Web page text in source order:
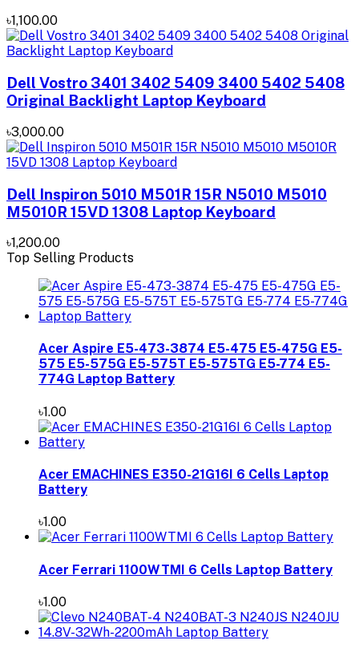
৳1,100.00
Dell Vostro 3401 3402 5409 3400 5402 5408
Original Backlight Laptop Keyboard
৳3,000.00
Dell Inspiron 5010 M501R 15R N5010 M5010
M5010R 15VD 1308 Laptop Keyboard
৳1,200.00
Top Selling Products
Acer Aspire E5-473-3874 E5-475 E5-475G E5-
575 E5-575G E5-575T E5-575TG E5-774 E5-
774G Laptop Battery
৳1.00
Acer EMACHINES E350-21G16I 6 Cells Laptop
Battery
৳1.00
Acer Ferrari 1100WTMI 6 Cells Laptop Battery
৳1.00